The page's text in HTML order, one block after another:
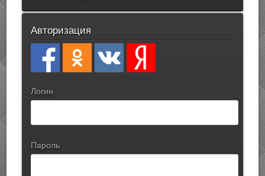
Авторизация
Логин
Пароль